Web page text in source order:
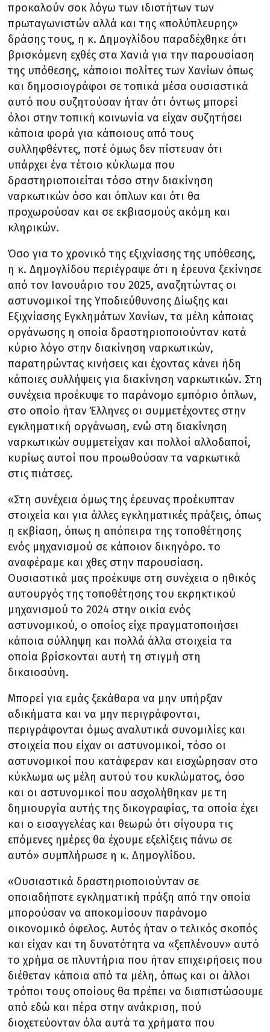
προκαλούν σοκ λόγω των ιδιοτήτων των
πρωταγωνιστών αλλά και της «πολύπλευρης»
δράσης τους, η κ. Δημογλίδου παραδέχθηκε ότι
βρισκόμενη εχθές στα Χανιά για την παρουσίαση
της υπόθεσης, κάποιοι πολίτες των Χανίων όπως
και δημοσιογράφοι σε τοπικά μέσα ουσιαστικά
αυτό που συζητούσαν ήταν ότι όντως μπορεί
όλοι στην τοπική κοινωνία να είχαν συζητήσει
κάποια φορά για κάποιους από τους
συλληφθέντες, ποτέ όμως δεν πίστευαν ότι
υπάρχει ένα τέτοιο κύκλωμα που
δραστηριοποιείται τόσο στην διακίνηση
ναρκωτικών όσο και όπλων και ότι θα
προχωρούσαν και σε εκβιασμούς ακόμη και
κληρικών.
Όσο για το χρονικό της εξιχνίασης της υπόθεσης,
η κ. Δημογλίδου περιέγραψε ότι η έρευνα ξεκίνησε
από τον Ιανουάριο του 2025, αναζητώντας οι
αστυνομικοί της Υποδιεύθυνσης Δίωξης και
Εξιχνίασης Εγκλημάτων Χανίων, τα μέλη κάποιας
οργάνωσης η οποία δραστηριοποιούνταν κατά
κύριο λόγο στην διακίνηση ναρκωτικών,
παρατηρώντας κινήσεις και έχοντας κάνει ήδη
κάποιες συλλήψεις για διακίνηση ναρκωτικών. Στη
συνέχεια προέκυψε το παράνομο εμπόριο όπλων,
στο οποίο ήταν Έλληνες οι συμμετέχοντες στην
εγκληματική οργάνωση, ενώ στη διακίνηση
ναρκωτικών συμμετείχαν και πολλοί αλλοδαποί,
κυρίως αυτοί που προωθούσαν τα ναρκωτικά
στις πιάτσες.
«Στη συνέχεια όμως της έρευνας προέκυπταν
στοιχεία και για άλλες εγκληματικές πράξεις, όπως
η εκβίαση, όπως η απόπειρα της τοποθέτησης
ενός μηχανισμού σε κάποιον δικηγόρο. το
αναφέραμε και χθες στην παρουσίαση.
Ουσιαστικά μας προέκυψε στη συνέχεια ο ηθικός
αυτουργός της τοποθέτησης του εκρηκτικού
μηχανισμού το 2024 στην οικία ενός
αστυνομικού, ο οποίος είχε πραγματοποιήσει
κάποια σύλληψη και πολλά άλλα στοιχεία τα
οποία βρίσκονται αυτή τη στιγμή στη
δικαιοσύνη.
Μπορεί για εμάς ξεκάθαρα να μην υπήρξαν
αδικήματα και να μην περιγράφονται,
περιγράφονται όμως αναλυτικά συνομιλίες και
στοιχεία που είχαν οι αστυνομικοί, τόσο οι
αστυνομικοί που κατάφεραν και εισχώρησαν στο
κύκλωμα ως μέλη αυτού του κυκλώματος, όσο
και οι αστυνομικοί που ασχολήθηκαν με τη
δημιουργία αυτής της δικογραφίας, τα οποία έχει
και ο εισαγγελέας και θεωρώ ότι σίγουρα τις
επόμενες ημέρες θα έχουμε εξελίξεις πάνω σε
αυτό» συμπλήρωσε η κ. Δημογλίδου.
«Ουσιαστικά δραστηριοποιούνταν σε
οποιαδήποτε εγκληματική πράξη από την οποία
μπορούσαν να αποκομίσουν παράνομο
οικονομικό όφελος. Αυτός ήταν ο τελικός σκοπός
και είχαν και τη δυνατότητα να «ξεπλένουν» αυτό
το χρήμα σε πλυντήρια που ήταν επιχειρήσεις που
διέθεταν κάποια από τα μέλη, όπως και οι άλλοι
τρόποι τους οποίους θα πρέπει να διαπιστώσουμε
από εδώ και πέρα στην ανάκριση, πού
διοχετεύονταν όλα αυτά τα χρήματα που